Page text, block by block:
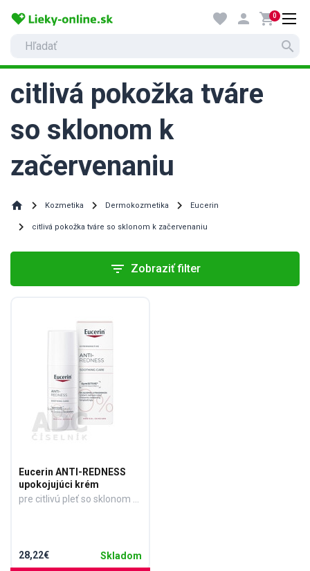
search
favorite person shopping_cart0
citlivá pokožka tváre
so sklonom k
začervenaniu
home Kozmetika Dermokozmetika Eucerin
citlivá pokožka tváre so sklonom k začervenaniu
filter_list Zobraziť filter
Eucerin ANTI-REDNESS
upokojujúci krém
28,22€ Skladom